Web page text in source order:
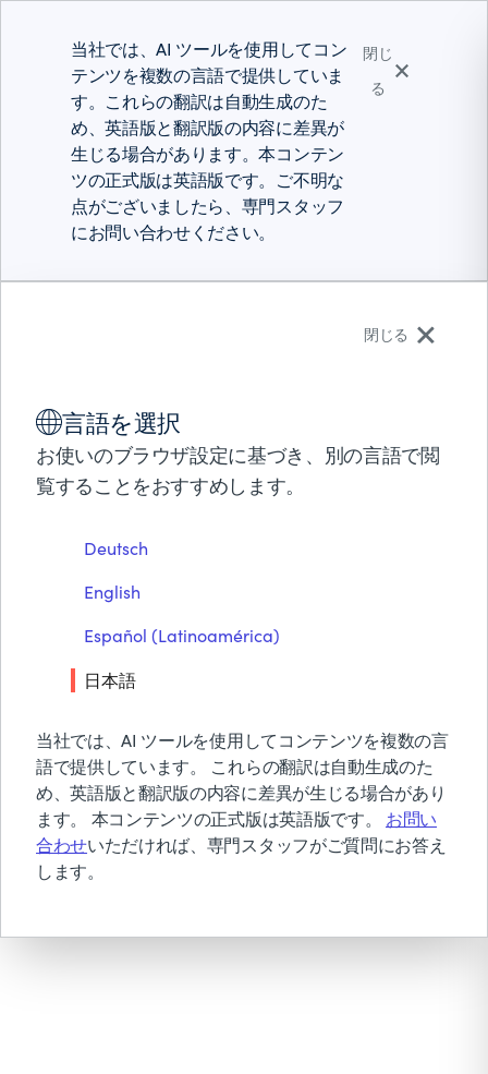
パートナー
当社では、AI ツールを使用してコン
テンツを複数の言語で提供していま
す。これらの翻訳は自動生成のた
め、英語版と翻訳版の内容に差異が
生じる場合があります。本コンテン
ツの正式版は英語版です。ご不明な
点がございましたら、専門スタッフ
にお問い合わせください。
閉じ
る
閉じる
言語を選択
お使いのブラウザ設定に基づき、別の言語で閲
覧することをおすすめします。
Deutsch
English
Español (Latinoamérica)
日本語
当社では、AI ツールを使用してコンテンツを複数の言
語で提供しています。 これらの翻訳は自動生成のた
め、英語版と翻訳版の内容に差異が生じる場合があり
ます。 本コンテンツの正式版は英語版です。 お問い
合わせいただければ、専門スタッフがご質問にお答え
します。
アナリストリサーチ
メインフレームの復活が
DevOpsの採用を促進